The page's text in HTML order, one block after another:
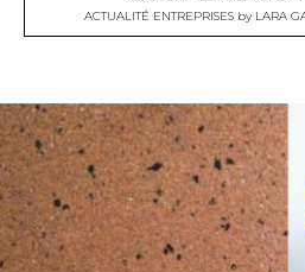
ACTUALITÉ ENTREPRISESby LARA